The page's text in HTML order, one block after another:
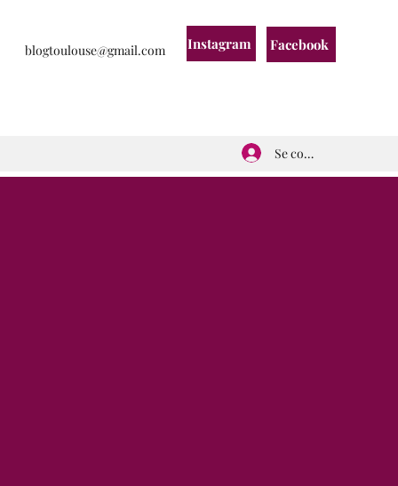
blogtoulouse@gmail.com Instagram Facebook
Se connecter